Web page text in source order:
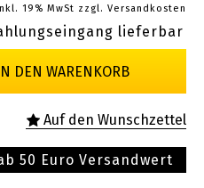
19% MwSt zzgl. Versandkosten
lieferbar
50 Euro Versandwert